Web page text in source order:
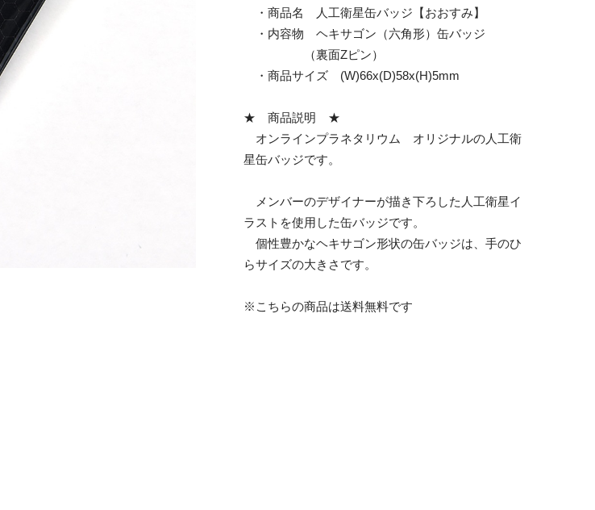
・商品名 人工衛星缶バッジ【おおすみ】
・内容物 ヘキサゴン（六角形）缶バッジ
（裏面Zピン）
・商品サイズ (W)66x(D)58x(H)5mm
★ 商品説明 ★
オンラインプラネタリウム オリジナルの人工衛
星缶バッジです。
メンバーのデザイナーが描き下ろした人工衛星イ
ラストを使用した缶バッジです。
個性豊かなヘキサゴン形状の缶バッジは、手のひ
らサイズの大きさです。
※こちらの商品は送料無料です